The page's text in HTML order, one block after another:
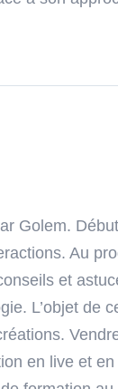
Golem.
Au
et
L’objet de
en live et